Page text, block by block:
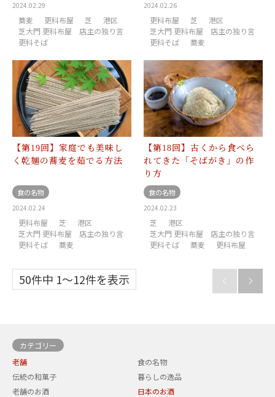
2024.02.29
蕎麦 更科布屋 芝
港区
芝大門 更科布屋 店主の独り言
更科そば
2024.02.26
更科布屋 芝
港区
芝大門 更科布屋 店主の独り言
更科そば
蕎麦
【第19回】家庭でも美味し
く乾麺の蕎麦を茹でる方法
食の名物
2024.02.24
更科布屋 芝
港区
芝大門 更科布屋 店主の独り言
更科そば
蕎麦
【第18回】古くから食べら
れてきた「そばがき」の作
り方
食の名物
2024.02.23
芝
港区
芝大門 更科布屋 店主の独り言
更科そば
蕎麦 更科布屋
50件中 1〜12件を表示  
カテゴリー
老舗
食の名物
伝統の和菓子
暮らしの逸品
老舗のお酒
日本のお酒